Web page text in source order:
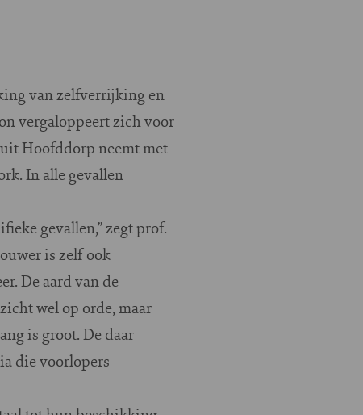
van zelfverrijking en
vergaloppeert zich voor
Hoofddorp neemt met
In alle gevallen
gevallen,” zegt prof.
is zelf ook
De aard van de
wel op orde, maar
is groot. De daar
die voorlopers